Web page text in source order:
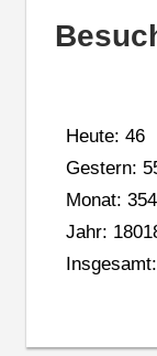
Heute: 46
Gestern:
Monat: 354
Jahr: